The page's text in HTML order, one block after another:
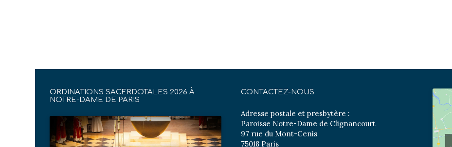
ORDINATIONS SACERDOTALES 2026 À
NOTRE-DAME DE PARIS
CONTACTEZ-NOUS
Adresse postale et presbytère :
Paroisse Notre-Dame de Clignancourt
97 rue du Mont-Cenis
75018 Paris